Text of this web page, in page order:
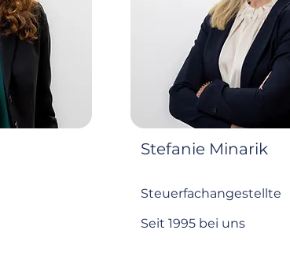
Stefanie Minarik
Steuerfachangestellte
Seit 1995 bei uns